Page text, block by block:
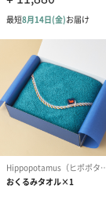
赤ちゃんは体温調
外出などの気温差
ポートすることが
「aden + anais
「aden + anais」
ヨークで立ち上げ